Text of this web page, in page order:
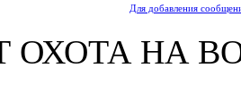
Для добавления
ОХОТА НА